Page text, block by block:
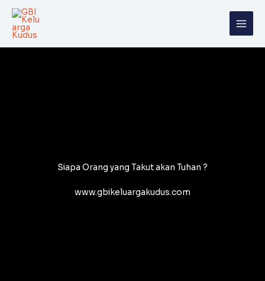
Skip
content
Siapa Orang yang Takut akan Tuhan ?
www.gbikeluargakudus.com